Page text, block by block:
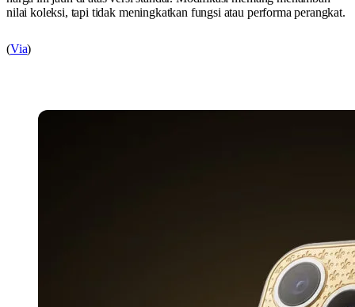
nilai koleksi, tapi tidak meningkatkan fungsi atau performa perangkat.
(Via)